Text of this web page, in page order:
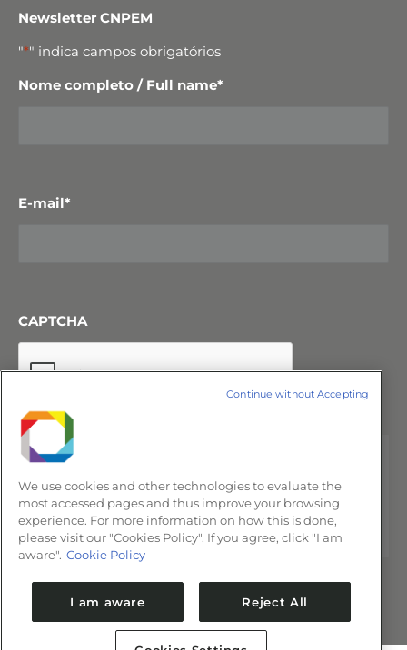
Newsletter CNPEM
"*" indica campos obrigatórios
Nome completo / Full name*
E-mail*
CAPTCHA
We use cookies and other technologies to evaluate the
most accessed pages and thus improve your browsing
experience. For more information on how this is done,
please visit our "Cookies Policy". If you agree, click "I am
aware". Cookie Policy
I am aware Reject All
Continue without Accepting